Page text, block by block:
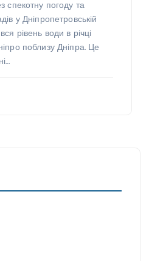
спекотну погоду та
у Дніпропетровській
рівень води в річці
поблизу Дніпра. Це